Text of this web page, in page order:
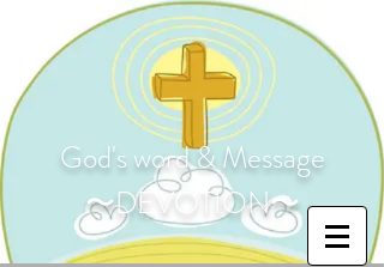
God's word & Message
〜DEVOTION〜